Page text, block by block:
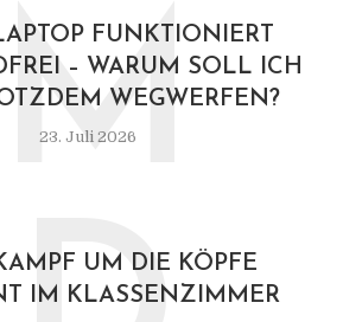
FUNKTIONIERT
– WARUM SOLL ICH
WEGWERFEN?
23. Juli 2026
UM DIE KÖPFE
IM KLASSENZIMMER